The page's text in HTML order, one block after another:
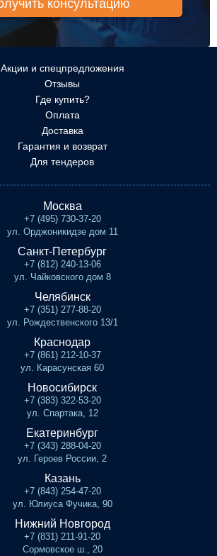
Акции и спецпредложения
Отзывы
Где купить?
Оплата
Доставка
Гарантия и возврат
Для тендеров
Москва
+7 (495) 730-37-20
ул. Орджоникидзе дом 11
Санкт-Петербург
+7 (812) 240-13-06
ул. Чайковского дом 8
Челябинск
+7 (351) 277-88-20
ул. Рождественского 13/1
Краснодар
+7 (861) 212-10-37
ул. Карасунская 60
Новосибирск
+7 (383) 322-53-20
ул. Спартака, 12
Екатеринбург
+7 (343) 288-04-20
ул. Героев России, 2
Казань
+7 (843) 254-47-20
ул. Юлиуса Фучика, 90
Нижний Новгород
+7 (831) 211-91-20
Сормовское ш., 20